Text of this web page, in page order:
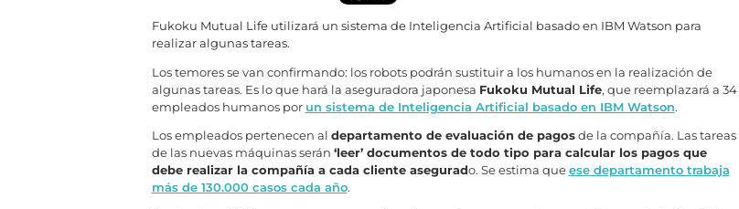
Fukoku Mutual Life utilizará un sistema de Inteligencia Artificial basado en IBM Watson para
realizar algunas tareas.
Los temores se van confirmando: los robots podrán sustituir a los humanos en la realización de
algunas tareas. Es lo que hará la aseguradora japonesa Fukoku Mutual Life, que reemplazará a 34
empleados humanos por un sistema de Inteligencia Artificial basado en IBM Watson.
Los empleados pertenecen al departamento de evaluación de pagosde la compañía. Las tareas
de las nuevas máquinas serán ‘leer’ documentos de todo tipo para calcular los pagos que
debe realizar la compañía a cada cliente asegurado. Se estima que ese departamento trabaja
más de 130.000 casos cada año.